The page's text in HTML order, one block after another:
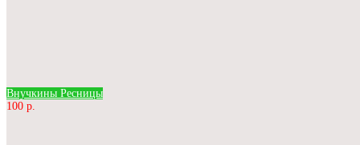
Внучкины Ресницы
100 р.